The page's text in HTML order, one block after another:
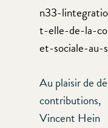
n33-
t-elle-de-la-
et-sociale-au-
Au plaisir de
contributions,
Vincent Hein